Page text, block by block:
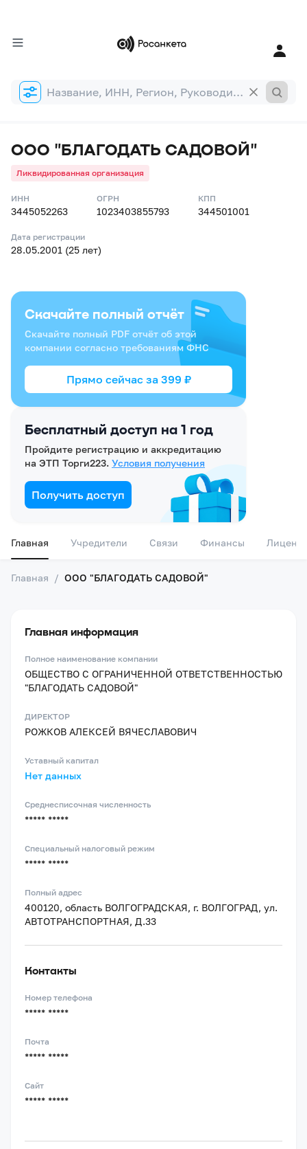
Форма
поиска
ООО "БЛАГОДАТЬ САДОВОЙ"
Ликвидированная организация
ИНН
3445052263
ОГРН
1023403855793
КПП
344501001
Дата регистрации
28.05.2001 (25 лет)
Бесплатный доступ на 1 год
Пройдите регистрацию и аккредитацию
на ЭТП Торги223. Условия получения
Получить доступ
Скачайте полный отчёт
Скачайте полный PDF отчёт об этой
компании согласно требованиям ФНС
Прямо сейчас за 399 ₽
Главная Учредители Связи Финансы
Главная / ООО "БЛАГОДАТЬ САДОВОЙ"
Главная информация
Полное наименование компании
ОБЩЕСТВО С ОГРАНИЧЕННОЙ ОТВЕТСТВЕННОСТЬЮ
"БЛАГОДАТЬ САДОВОЙ"
ДИРЕКТОР
РОЖКОВ АЛЕКСЕЙ ВЯЧЕСЛАВОВИЧ
Уставный капитал
Нет данных
Среднесписочная численность
***** *****
Специальный налоговый режим
***** *****
Полный адрес
400120, область ВОЛГОГРАДСКАЯ, г. ВОЛГОГРАД, ул.
АВТОТРАНСПОРТНАЯ, Д.33
Контакты
Номер телефона
***** *****
Почта
***** *****
Сайт
***** *****